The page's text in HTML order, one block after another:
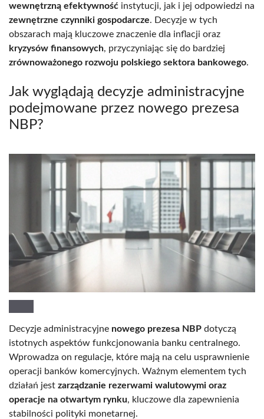
wewnętrzną efektywność instytucji, jak i jej odpowiedzi na
zewnętrzne czynniki gospodarcze. Decyzje w tych
obszarach mają kluczowe znaczenie dla inflacji oraz
kryzysów finansowych, przyczyniając się do bardziej
zrównoważonego rozwoju polskiego sektora bankowego.
Jak wyglądają decyzje administracyjne
podejmowane przez nowego prezesa
NBP?
Decyzje administracyjne nowego prezesa NBP dotyczą
istotnych aspektów funkcjonowania banku centralnego.
Wprowadza on regulacje, które mają na celu usprawnienie
operacji banków komercyjnych. Ważnym elementem tych
działań jest zarządzanie rezerwami walutowymi oraz
operacje na otwartym rynku, kluczowe dla zapewnienia
stabilności polityki monetarnej.